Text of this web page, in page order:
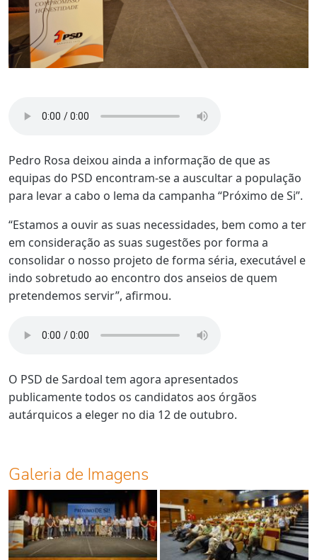
Pedro Rosa deixou ainda a informação de que as
equipas do PSD encontram-se a auscultar a população
para levar a cabo o lema da campanha “Próximo de Si”.
“Estamos a ouvir as suas necessidades, bem como a ter
em consideração as suas sugestões por forma a
consolidar o nosso projeto de forma séria, executável e
indo sobretudo ao encontro dos anseios de quem
pretendemos servir”, afirmou.
O PSD de Sardoal tem agora apresentados
publicamente todos os candidatos aos órgãos
autárquicos a eleger no dia 12 de outubro.
Galeria de Imagens